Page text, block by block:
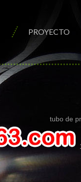
PROYECTO
tubo de